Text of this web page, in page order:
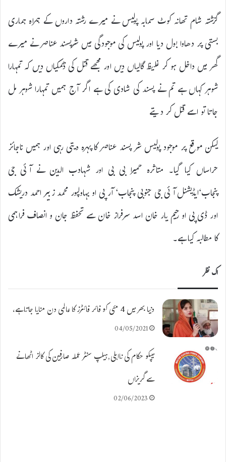
گزشتہ شام تھانہ کوٹ سمابہ پولیس نے میرے رشتہ داروں کے ہمراہ ہماری
بستی پر دھاوا بول دیا اور پولیس کی موجودگی میں شرپسند عناصر نے میرے
گھر میں داخل ہو کر غلیظ گالیاں دیں اور مجھے قتل کی دھمکیاں دیں کہ تمہارا
شوہر کہاں ہے تم نے پسند کی شادی کی ہے اگر آج ہمیں تمہارا شوہر مل
جاتا تو اسے قتل کر دیتے
لیکن موقع پر موجود پولیس شر پسند عناصر کا پہرہ دیتی رہی اور ہمیں ناجائز
حراساں کیا گیا۔ متاثرہ حمیرا بی بی اور شہادب الدین نے آئی جی
پنجاب‘ایڈیشنل آئی جی جنوبی پنجاب‘ آر پی او بہاولپور محمد زبیر احمد دریشک
اور ڈی پی او رحیم یار خان اسد سرفراز خان سے تحفظ جان و انصاف فراہمی
کا مطالبہ کیا ہے۔
اک نظر
دنیا بھر میں 4 مئی کو فائر فائٹرز کا عالمی دن منایا جاتا ہے،
04/05/2021
میپکو حکام کی نااہلی,ہیلپ سنٹر عملہ صارفین کی کالز اٹھانے
سے گریزاں
02/06/2023